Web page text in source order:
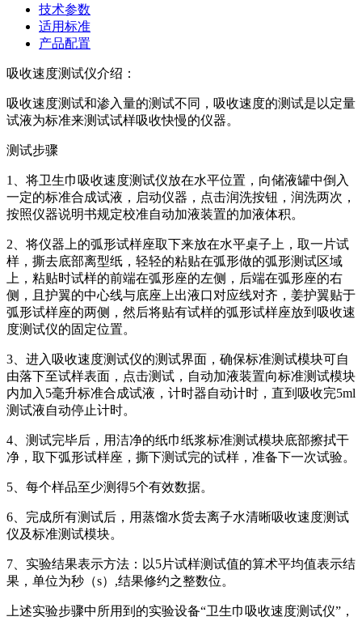
技术参数
适用标准
产品配置
吸收速度测试仪介绍：
吸收速度测试和渗入量的测试不同，吸收速度的测试是以定量
试液为标准来测试试样吸收快慢的仪器。
测试步骤
1、将卫生巾吸收速度测试仪放在水平位置，向储液罐中倒入
一定的标准合成试液，启动仪器，点击润洗按钮，润洗两次，
按照仪器说明书规定校准自动加液装置的加液体积。
2、将仪器上的弧形试样座取下来放在水平桌子上，取一片试
样，撕去底部离型纸，轻轻的粘贴在弧形做的弧形测试区域
上，粘贴时试样的前端在弧形座的左侧，后端在弧形座的右
侧，且护翼的中心线与底座上出液口对应线对齐，姜护翼贴于
弧形试样座的两侧，然后将贴有试样的弧形试样座放到吸收速
度测试仪的固定位置。
3、进入吸收速度测试仪的测试界面，确保标准测试模块可自
由落下至试样表面，点击测试，自动加液装置向标准测试模块
内加入5毫升标准合成试液，计时器自动计时，直到吸收完5ml
测试液自动停止计时。
4、测试完毕后，用洁净的纸巾纸浆标准测试模块底部擦拭干
净，取下弧形试样座，撕下测试完的试样，准备下一次试验。
5、每个样品至少测得5个有效数据。
6、完成所有测试后，用蒸馏水货去离子水清晰吸收速度测试
仪及标准测试模块。
7、实验结果表示方法：以5片试样测试值的算术平均值表示结
果，单位为秒（s）,结果修约之整数位。
上述实验步骤中所用到的实验设备“卫生巾吸收速度测试仪”，